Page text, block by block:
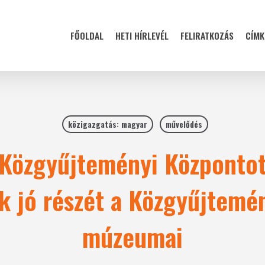
FŐOLDAL HETI HÍRLEVÉL FELIRATKOZÁS
közigazgatás: magyar művelődés
jó részét a
múzeumai